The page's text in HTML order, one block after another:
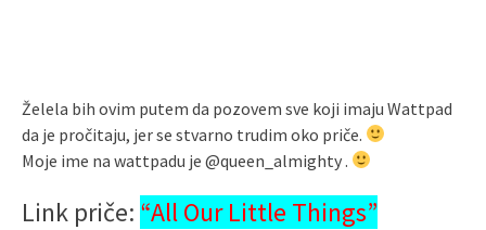
Želela bih ovim putem da pozovem sve koji imaju Wattpad
da je pročitaju, jer se stvarno trudim oko priče.
Moje ime na wattpadu je @queen_almighty .
Link priče: “All Our Little Things”